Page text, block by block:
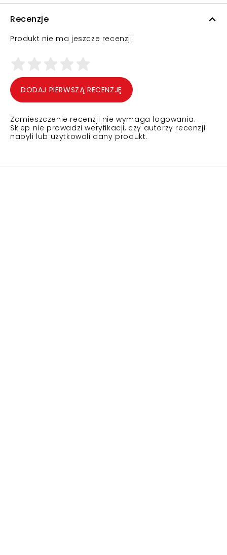
Recenzje
Produkt nie ma jeszcze recenzji.
DODAJ PIERWSZĄ RECENZJĘ
Zamieszczenie recenzji nie wymaga logowania.
Sklep nie prowadzi weryfikacji, czy autorzy recenzji
nabyli lub użytkowali dany produkt.